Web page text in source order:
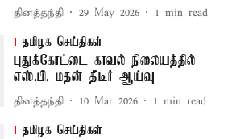
தினத்தந்தி 29 May 2026 1 min read
தமிழக செய்திகள்
புதுக்கோட்டை காவல் நிலையத்தில்
எஸ்.பி. மதன் திடீர் ஆய்வு
தினத்தந்தி 10 Mar 2026 1 min read
தமிழக செய்திகள்